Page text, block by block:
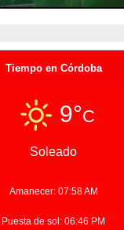
Tiempo en Córdoba
9°C
Soleado
Amanecer: 07:58 AM
Puesta de sol: 06:46 PM